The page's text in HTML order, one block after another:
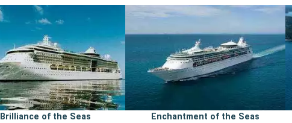
Brilliance of the Seas Enchantment of the Seas